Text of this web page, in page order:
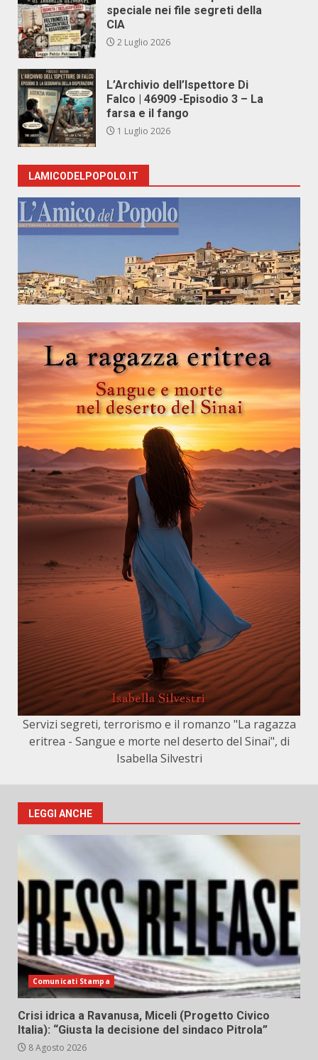
speciale nei file segreti della
CIA
2 Luglio 2026
L’Archivio dell’Ispettore Di
Falco | 46909 -Episodio 3 – La
farsa e il fango
1 Luglio 2026
LAMICODELPOPOLO.IT
Servizi segreti, terrorismo e il romanzo "La ragazza
eritrea - Sangue e morte nel deserto del Sinai", di
Isabella Silvestri
LEGGI ANCHE
Comunicati Stampa
Crisi idrica a Ravanusa, Miceli (Progetto Civico
Italia): “Giusta la decisione del sindaco Pitrola”
8 Agosto 2026